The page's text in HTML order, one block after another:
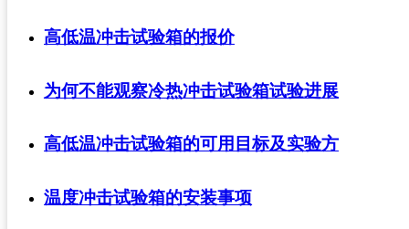
高低温冲击试验箱的报价
为何不能观察冷热冲击试验箱试验进展
高低温冲击试验箱的可用目标及实验方
温度冲击试验箱的安装事项